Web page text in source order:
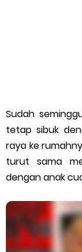
9 Nama
Kisah Cliff
Rekod, Trivia dan
Fakta Menarik
Sudah
tetap sibuk
raya ke
turut sama
dengan anak